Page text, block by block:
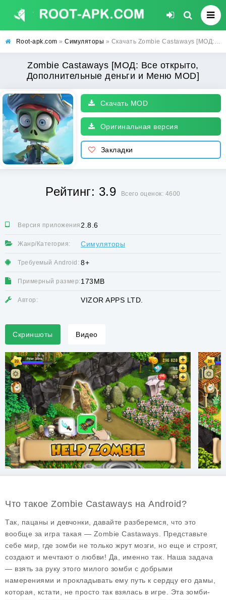
Root-apk.com » Симуляторы » Скачать Zombie Castaways [МОД: Все открыто, Дополнительные деньги и Меню MOD] | Взлом Zombie Castaways на Андроид
Zombie Castaways [МОД: Все открыто,
Дополнительные деньги и Меню MOD]
Скачать MOD
Оригинальная версия
Закладки
Рейтинг: 3.9 Всего оценок: 4600
Версия приложения:2.8.6
Жанр/Категория: Симуляторы
Требуемый Android: 8+
Примерный размер: 173MB
Автор: VIZOR APPS LTD.
Скриншоты Видео
Что такое Zombie Castaways на Android?
Так, пацаны и девчонки, давайте разберемся, что это
вообще за игра такая — Zombie Castaways . Представьте
себе мир, где зомби не только жрут мозги, но еще и строят,
создают и мечтают о любви! Да, именно так. Наша задача
— взять за руку этого милого зомби с добрыми
намерениями и прокладывать ему путь к сердцу его дамы,
которая, кстати, не просто так взялась в игре. Эта зомби-